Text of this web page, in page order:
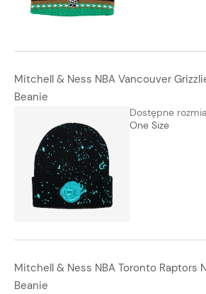
Mitchell & Ness NBA Vancouver
Beanie
Dostępne
One Size
Mitchell & Ness NBA Toronto Raptors
Beanie